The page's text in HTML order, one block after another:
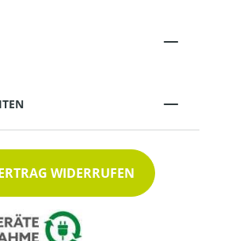
WIDERRUFEN